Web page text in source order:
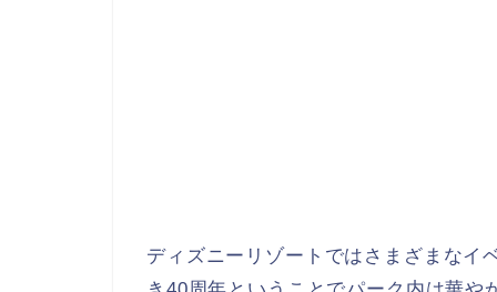
ディズニーリゾートではさまざまなイ